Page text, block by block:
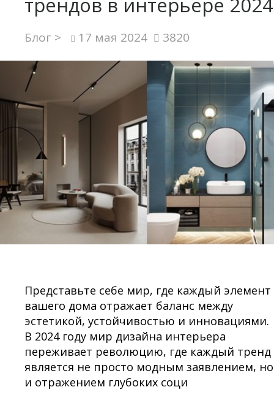
Блог > 17 мая 2024 3820
Представьте себе мир, где каждый элемент
вашего дома отражает баланс между
эстетикой, устойчивостью и инновациями.
В 2024 году мир дизайна интерьера
переживает революцию, где каждый тренд
является не просто модным заявлением, но
и отражением глубоких соци